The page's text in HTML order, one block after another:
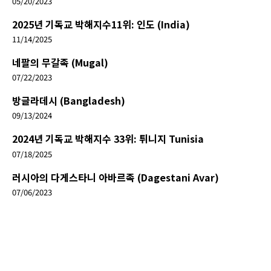
2025년 기독교 박해지수11위: 인도 (India)
11/14/2025
네팔의 무갈족 (Mugal)
07/22/2023
방글라데시 (Bangladesh)
09/13/2024
2024년 기독교 박해지수 33위: 튀니지 Tunisia
07/18/2025
러시아의 다게스타니 아바르족 (Dagestani Avar)
07/06/2023